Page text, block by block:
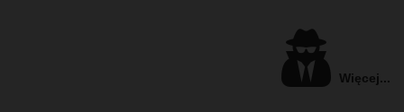
Więcej...